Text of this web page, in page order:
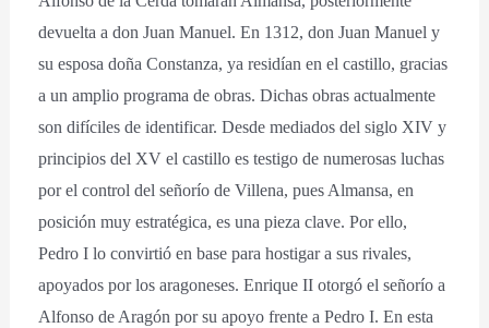
devuelta a don Juan Manuel. En 1312, don Juan Manuel y
su esposa doña Constanza, ya residían en el castillo, gracias
a un amplio programa de obras. Dichas obras actualmente
son difíciles de identificar. Desde mediados del siglo XIV y
principios del XV el castillo es testigo de numerosas luchas
por el control del señorío de Villena, pues Almansa, en
posición muy estratégica, es una pieza clave. Por ello,
Pedro I lo convirtió en base para hostigar a sus rivales,
apoyados por los aragoneses. Enrique II otorgó el señorío a
Alfonso de Aragón por su apoyo frente a Pedro I. En esta